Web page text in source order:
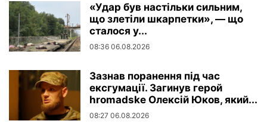
«Удар був настільки сильним,
що злетіли шкарпетки», — що
сталося у...
08:36 06.08.2026
Зазнав поранення під час
ексгумації. Загинув герой
hromadske Олексій Юков, який...
08:27 06.08.2026